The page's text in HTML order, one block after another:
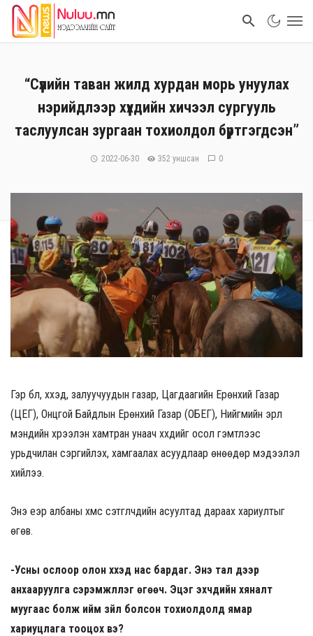
“Сүүлийн таван жилд хурдан морь унуулах
нэрийдлээр хүүхдийн хичээл сургууль
таслуулсан зургаан тохиолдол бүртгэгдсэн”
2022-06-30 352 уншсан 0
Гэр бүл, хүүхэд, залуучуудын газар, Цагдаагийн Ерөнхий Газар
(ЦЕГ), Онцгой Байдлын Ерөнхий Газар (ОБЕГ), Нийгмийн эрүүл
мэндийн хүрээлэн хамтран унаач хүүхдийг осол гэмтлээс
урьдчилан сэргийлэх, хамгаалах асуудлаар өнөөдөр мэдээлэл
хийлээ.
Энэ үеэр албаны хүмүүс сэтгүүлчдийн асуултад дараах хариултыг
өгөв.
-Усны ослоор олон хүүхэд нас бардаг. Энэ тал дээр
анхааруулга сэрэмжлүүлэг өгөөч. Эцэг эхчүүдийн хяналт
муугаас болж ийм зүйл болсон тохиолдолд ямар
хариуцлага тооцох вэ?